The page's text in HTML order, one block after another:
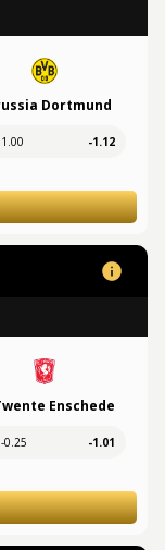
Dortmund
-1.12
Enschede
0.25 -1.01